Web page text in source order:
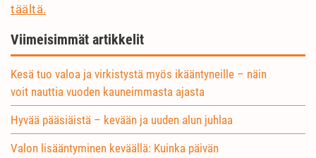
täältä.
Viimeisimmät artikkelit
Kesä tuo valoa ja virkistystä myös ikääntyneille – näin
voit nauttia vuoden kauneimmasta ajasta
Hyvää pääsiäistä – kevään ja uuden alun juhlaa
Valon lisääntyminen keväällä: Kuinka päivän